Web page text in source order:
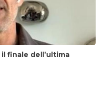
finale dell’ultima